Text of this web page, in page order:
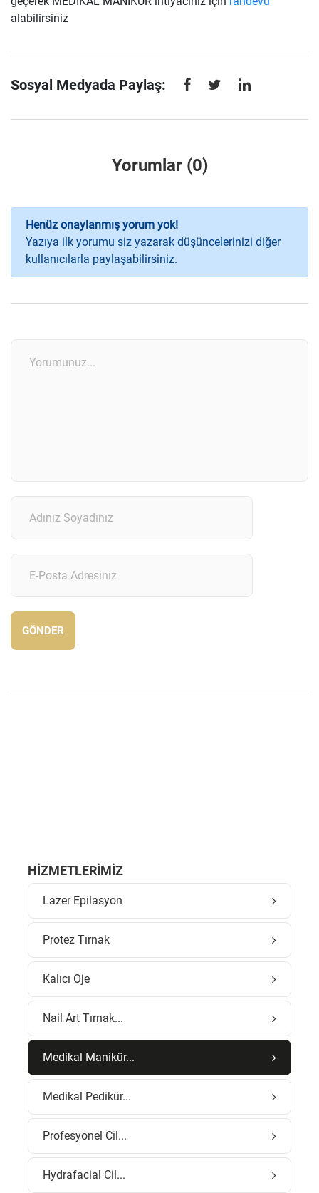
alabilirsiniz
Sosyal Medyada Paylaş:
Yorumlar (0)
Henüz onaylanmış yorum yok!
Yazıya ilk yorumu siz yazarak düşüncelerinizi diğer
kullanıcılarla paylaşabilirsiniz.
GÖNDER
HIZMETLERIMIZ
Lazer Epilasyon
Protez Tırnak
Kalıcı Oje
Nail Art Tırnak...
Medikal Manikür...
Medikal Pedikür...
Profesyonel Cil...
Hydrafacial Cil...